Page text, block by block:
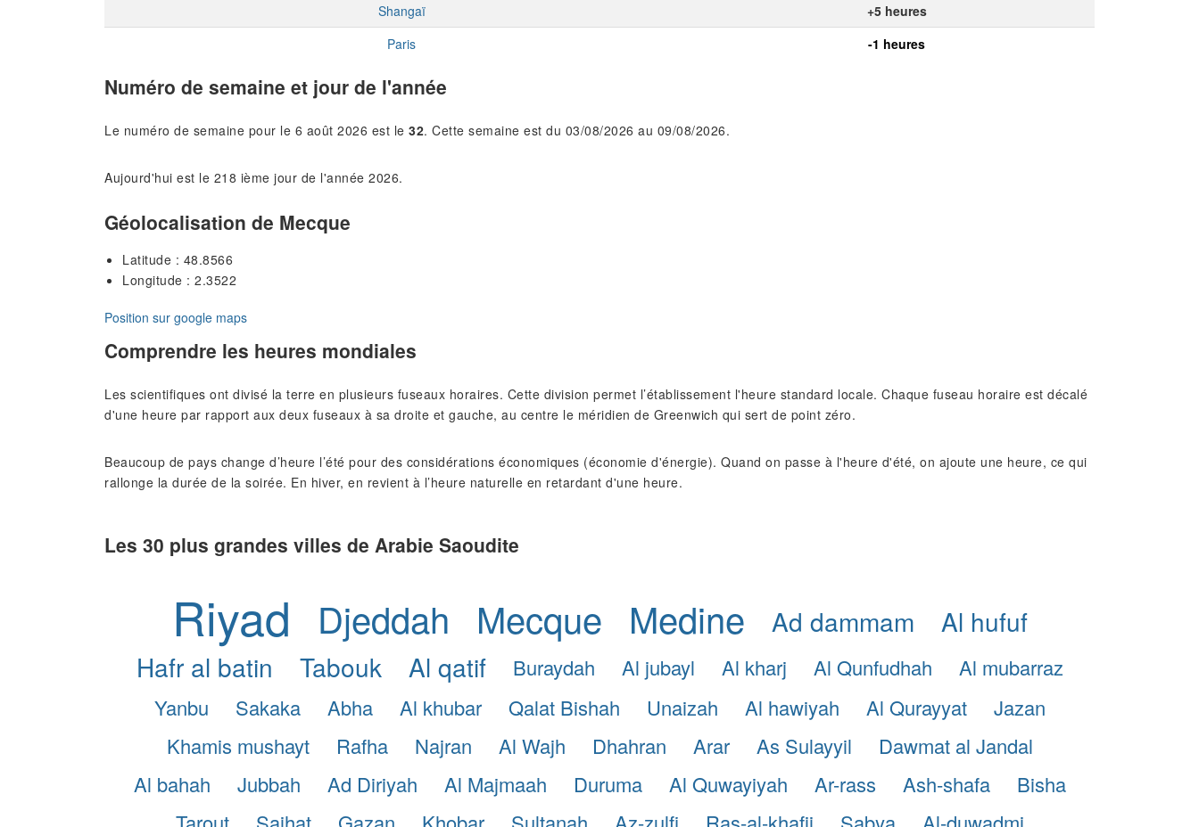
Shangaï
+5 heures
Paris
-1 heures
Numéro de semaine et jour de l'année
Le numéro de semaine pour le 6 août 2026 est le 32. Cette semaine est du 03/08/2026 au 09/08/2026.
Aujourd'hui est le 218 ième jour de l'année 2026.
Géolocalisation de Mecque
Latitude : 48.8566
Longitude : 2.3522
Position sur google maps
Comprendre les heures mondiales
Les scientifiques ont divisé la terre en plusieurs fuseaux horaires. Cette division permet l’établissement l'heure standard locale. Chaque fuseau horaire est décalé
d'une heure par rapport aux deux fuseaux à sa droite et gauche, au centre le méridien de Greenwich qui sert de point zéro.
Beaucoup de pays change d’heure l’été pour des considérations économiques (économie d'énergie). Quand on passe à l'heure d'été, on ajoute une heure, ce qui
rallonge la durée de la soirée. En hiver, en revient à l’heure naturelle en retardant d'une heure.
Les 30 plus grandes villes de Arabie Saoudite
Riyad Djeddah Mecque Medine Ad dammam
Al hufuf
Hafr al batin
Tabouk Al qatif Buraydah Al jubayl Al kharj Al Qunfudhah
Al mubarraz
Yanbu
Sakaka Abha Al khubar Qalat Bishah Unaizah Al hawiyah Al Qurayyat
Jazan
Khamis mushayt
Rafha Najran Al Wajh Dhahran Arar As Sulayyil
Dawmat al Jandal
Al bahah
Jubbah Ad Diriyah Al Majmaah Duruma Al Quwayiyah Ar-rass Ash-shafa
Bisha